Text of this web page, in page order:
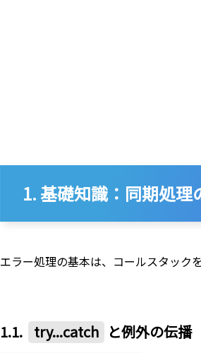
1. 基礎知識：同期処
エラー処理の基本は、コールスタック
1.1. try...catch と例外の伝播